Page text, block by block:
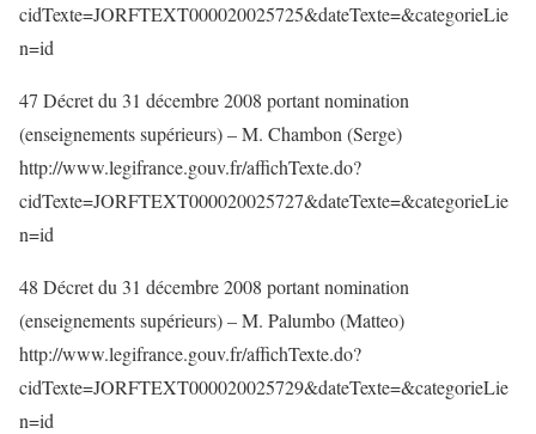
cidTexte=JORFTEXT000020025725&dateTexte=&categorieLie
n=id
47 Décret du 31 décembre 2008 portant nomination
(enseignements supérieurs) – M. Chambon (Serge)
http://www.legifrance.gouv.fr/affichTexte.do?
cidTexte=JORFTEXT000020025727&dateTexte=&categorieLie
n=id
48 Décret du 31 décembre 2008 portant nomination
(enseignements supérieurs) – M. Palumbo (Matteo)
http://www.legifrance.gouv.fr/affichTexte.do?
cidTexte=JORFTEXT000020025729&dateTexte=&categorieLie
n=id